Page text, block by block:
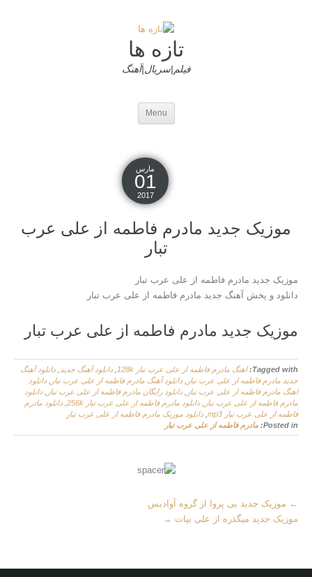
تازه ها
فیلم|سریال|آهنگ
Menu
مارس
01
2017
موزیک جدید مادرم فاطمه از علی عرب
تبار
موزیک جدید مادرم فاطمه از علی عرب تبار
دانلود و پخش آهنگ جدید مادرم فاطمه از علی عرب تبار
موزیک جدید مادرم فاطمه از علی عرب تبار
Tagged with: اهنگ مادرم فاطمه از علی عرب تبار 128k دانلود آهنگ جدید
دانلود آهنگ
جدید مادرم فاطمه از علی عرب تبار
دانلود آهنگ مادرم فاطمه از علی عرب تبار
دانلود
اهنگ مادرم فاطمه از علی عرب تبار
دانلود رایگان مادرم فاطمه از علی عرب تبار
دانلود
مادرم فاطمه از علی عرب تبار
دانلود مادرم فاطمه از علی عرب تبار 256k
دانلود مادرم
فاطمه از علی عرب تبار mp3
دانلود موزیک مادرم فاطمه از علی عرب تبار
Posted in: مادرم فاطمه از علی عرب تبار
More
Articles
← موزیک جدید بی پروا از گروه آوادیس
موزیک جدید میگذره از علی بیات →